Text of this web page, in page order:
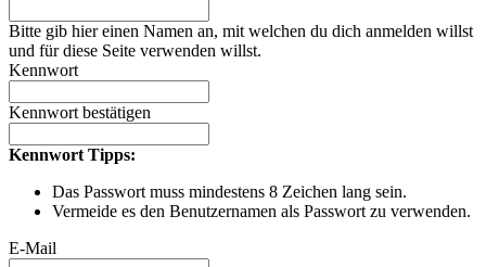
Bitte gib hier einen Namen an, mit welchen du dich anmelden willst
und für diese Seite verwenden willst.
Kennwort
Kennwort bestätigen
Kennwort Tipps:
Das Passwort muss mindestens 8 Zeichen lang sein.
Vermeide es den Benutzernamen als Passwort zu verwenden.
E-Mail